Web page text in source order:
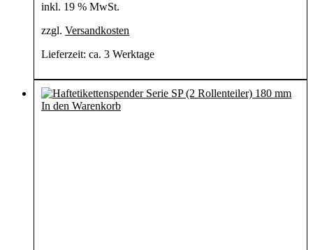
inkl. 19 % MwSt.
zzgl. Versandkosten
Lieferzeit: ca. 3 Werktage
In den Warenkorb